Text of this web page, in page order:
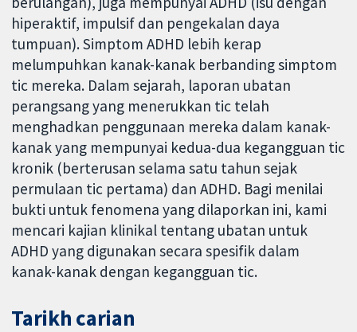
hiperaktif, impulsif dan pengekalan daya
tumpuan). Simptom ADHD lebih kerap
melumpuhkan kanak-kanak berbanding simptom
tic mereka. Dalam sejarah, laporan ubatan
perangsang yang menerukkan tic telah
menghadkan penggunaan mereka dalam kanak-
kanak yang mempunyai kedua-dua kegangguan tic
kronik (berterusan selama satu tahun sejak
permulaan tic pertama) dan ADHD. Bagi menilai
bukti untuk fenomena yang dilaporkan ini, kami
mencari kajian klinikal tentang ubatan untuk
ADHD yang digunakan secara spesifik dalam
kanak-kanak dengan kegangguan tic.
Tarikh carian